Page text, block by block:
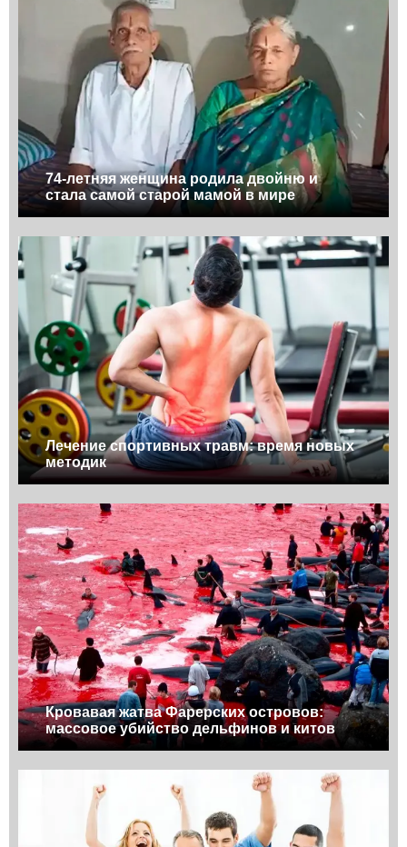
74-летняя женщина родила двойню и
стала самой старой мамой в мире
Лечение спортивных травм: время новых
методик
Кровавая жатва Фарерских островов:
массовое убийство дельфинов и китов